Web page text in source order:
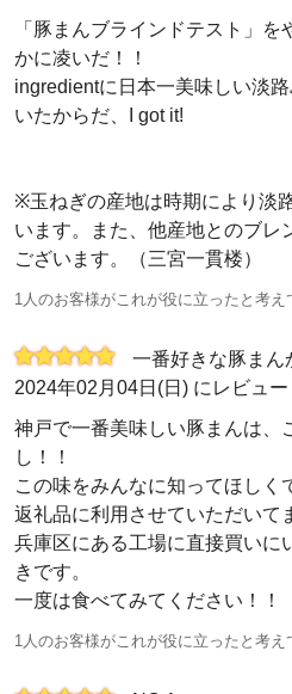
「豚まんブラインドテスト」
かに凌いだ！！
ingredientに日本一美味しい淡
いたからだ、I got it!
※玉ねぎの産地は時期により淡
います。また、他産地とのブレ
ございます。（三宮一貫楼）
1人のお客様がこれが役に立ったと考え
一番好きな豚まん
2024年02月04日(日) にレビュー
神戸で一番美味しい豚まんは、
し！！
この味をみんなに知ってほしく
返礼品に利用させていただいて
兵庫区にある工場に直接買いに
きです。
一度は食べてみてください！！
1人のお客様がこれが役に立ったと考え